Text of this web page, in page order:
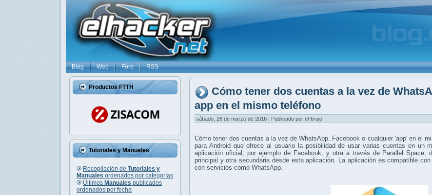
Blog Web Foro RSS
Productos FTTH
Tutoriales y Manuales
Recopilación de Tutoriales y
Manuales ordenados por categorías
Últimos Manuales publicados
ordenados por fecha
Cómo tener dos cuentas a la vez de
app en el mismo teléfono
sábado, 26 de marzo de 2016 | Publicado por el-brujo
Cómo tener dos cuentas a la vez de WhatsApp, Facebook o cualquier 'app' en el
para Android que ofrece al usuario la posibilidad de usar varias cuentas en un
aplicación oficial, por ejemplo de Facebook, y otra a través de Parallel Space,
principal y otra secundaria desde esta aplicación. La aplicación es compatible
con servicios como WhatsApp.